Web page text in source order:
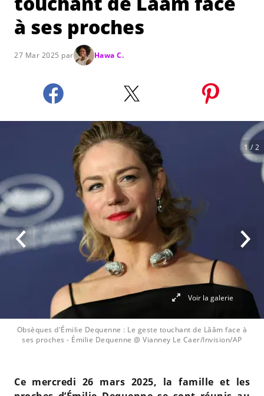
à ses proches
27 Mar 2025 par Hawa C.
Obsèques d'Émilie Dequenne : Le geste touchant de Lââm face à
ses proches - Émilie Dequenne @ Vianney Le Caer/Invision/AP
1 / 2
Voir la galerie
Ce mercredi 26 mars 2025, la famille et les